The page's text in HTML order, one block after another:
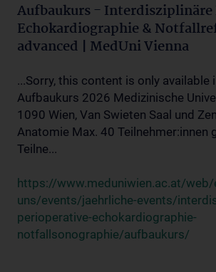
Aufbaukurs - Interdisziplinäre
Echokardiographie &
advanced | MedUni Vienna
...Sorry, this content is only available
Aufbaukurs 2026 Medizinische
1090 Wien, Van Swieten Saal und
Anatomie Max. 40 Teilnehmer:innen
Teilne...
https://www.meduniwien.ac.at/web/
uns/events/jaehrliche-events/
perioperative-echokardiographie-
notfallsonographie/aufbaukurs/